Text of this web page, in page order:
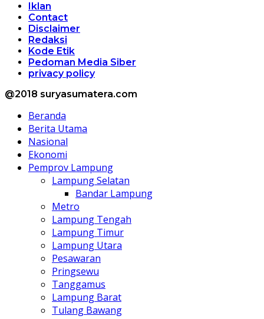
Iklan
Contact
Disclaimer
Redaksi
Kode Etik
Pedoman Media Siber
privacy policy
@2018 suryasumatera.com
Beranda
Berita Utama
Nasional
Ekonomi
Pemprov Lampung
Lampung Selatan
Bandar Lampung
Metro
Lampung Tengah
Lampung Timur
Lampung Utara
Pesawaran
Pringsewu
Tanggamus
Lampung Barat
Tulang Bawang